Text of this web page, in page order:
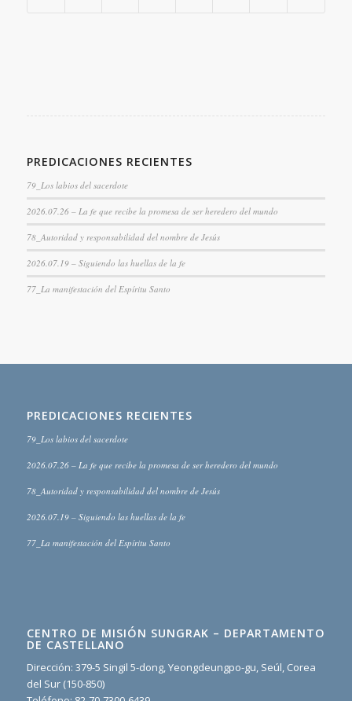
PREDICACIONES RECIENTES
79_Los labios del sacerdote
2026.07.26 – La fe que recibe la promesa de ser heredero del mundo
78_Autoridad y responsabilidad del nombre de Jesús
2026.07.19 – Siguiendo las huellas de la fe
77_La manifestación del Espíritu Santo
PREDICACIONES RECIENTES
79_Los labios del sacerdote
2026.07.26 – La fe que recibe la promesa de ser heredero del mundo
78_Autoridad y responsabilidad del nombre de Jesús
2026.07.19 – Siguiendo las huellas de la fe
77_La manifestación del Espíritu Santo
CENTRO DE MISIÓN SUNGRAK – DEPARTAMENTO
DE CASTELLANO
Dirección: 379-5 Singil 5-dong, Yeongdeungpo-gu, Seúl, Corea
del Sur (150-850)